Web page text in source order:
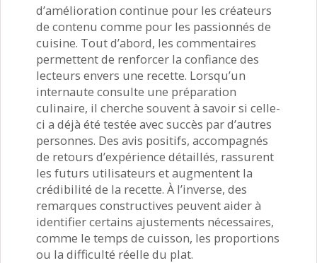
d’amélioration continue pour les créateurs
de contenu comme pour les passionnés de
cuisine. Tout d’abord, les commentaires
permettent de renforcer la confiance des
lecteurs envers une recette. Lorsqu’un
internaute consulte une préparation
culinaire, il cherche souvent à savoir si celle-
ci a déjà été testée avec succès par d’autres
personnes. Des avis positifs, accompagnés
de retours d’expérience détaillés, rassurent
les futurs utilisateurs et augmentent la
crédibilité de la recette. À l’inverse, des
remarques constructives peuvent aider à
identifier certains ajustements nécessaires,
comme le temps de cuisson, les proportions
ou la difficulté réelle du plat.